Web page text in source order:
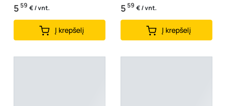
559 € / vnt.
Į krepšelį
559 € / vnt.
Į krepšelį